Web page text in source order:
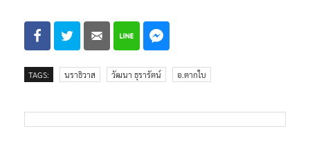
TAGS: นราธิวาส วัฒนา ธุรารัตน์ อ.ตากใบ